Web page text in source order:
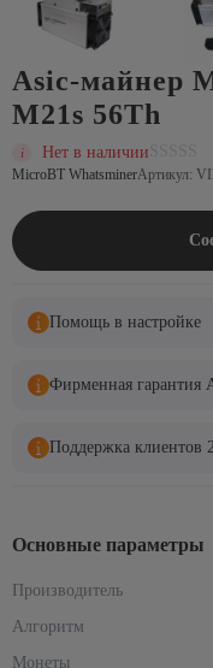
Asic-майнер
M21s 56Th
Нет в наличии
MicroBT WhatsminerАртикул:
Помощь в настройке
Фирменная гарантия
Поддержка клиентов
Основные параметры
Производитель
Алгоритм
Монеты